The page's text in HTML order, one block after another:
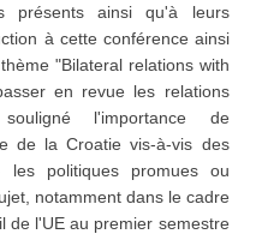
présents ainsi qu'à leurs
à cette conférence ainsi
"Bilateral relations with
en revue les relations
l'importance de
de la Croatie vis-à-vis des
les politiques promues ou
notamment dans le cadre
de l'UE au premier semestre